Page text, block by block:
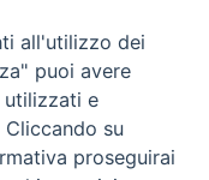
riservati - Vita
Torna
all'utilizzo dei
puoi avere
utilizzati e
su
proseguirai